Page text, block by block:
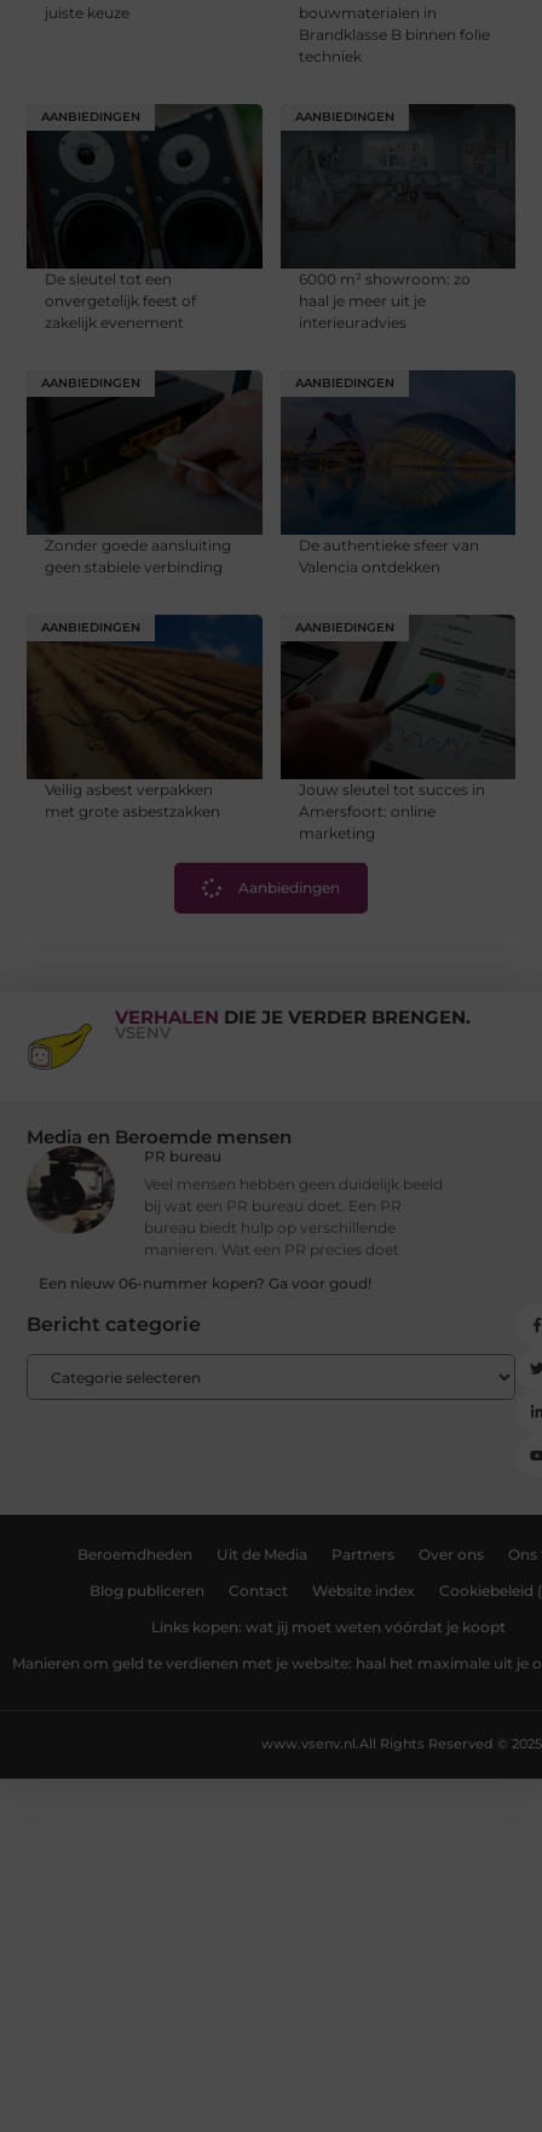
juiste keuze
bouwmaterialen in
Brandklasse B binnen folie
techniek
AANBIEDINGEN
De sleutel tot een
onvergetelijk feest of
zakelijk evenement
AANBIEDINGEN
6000 m² showroom: zo
haal je meer uit je
interieuradvies
AANBIEDINGEN
Zonder goede aansluiting
geen stabiele verbinding
AANBIEDINGEN
De authentieke sfeer van
Valencia ontdekken
AANBIEDINGEN
Veilig asbest verpakken
met grote asbestzakken
AANBIEDINGEN
Jouw sleutel tot succes in
Amersfoort: online
marketing
Aanbiedingen
VERHALEN DIE JE VERDER BRENGEN.
VSENV
Media en Beroemde mensen
PR bureau
Veel mensen hebben geen duidelijk beeld
bij wat een PR bureau doet. Een PR
bureau biedt hulp op verschillende
manieren. Wat een PR precies doet
Een nieuw 06-nummer kopen? Ga voor goud!
Bericht categorie
Beroemdheden Uit de Media Partners Over ons Ons
Blog publiceren Contact Website index Cookiebeleid
Links kopen: wat jij moet weten vóórdat je koopt
Manieren om geld te verdienen met je website: haal het maximale uit je
All Rights Reserved © 2025
www.vsenv.nl.